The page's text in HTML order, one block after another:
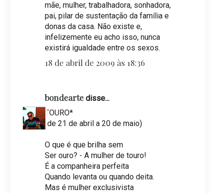
mãe, mulher, trabalhadora, sonhadora,
pai, pilar de sustentação da família e
donas da casa. Não existe e,
infelizemente eu acho isso, nunca
existirá igualdade entre os sexos.
18 de abril de 2009 às 18:36
bondeartedisse...
TOURO*
(de 21 de abril a 20 de maio)
O que é que brilha sem
Ser ouro? - A mulher de touro!
É a companheira perfeita
Quando levanta ou quando deita.
Mas é mulher exclusivista